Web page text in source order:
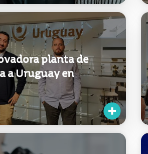
planta de
a Uruguay en